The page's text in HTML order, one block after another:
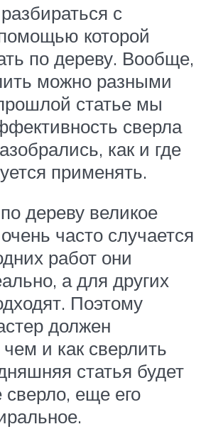
с
которой
по дереву. Вообще,
можно разными
статье мы
сверла
как и где
применять.
дереву великое
часто случается
работ они
а для других
Поэтому
должен
и как сверлить
статья будет
сверло, еще его